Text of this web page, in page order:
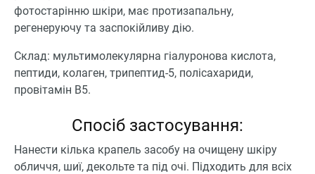
фотостарінню шкіри, має протизапальну,
регенеруючу та заспокійливу дію.
Склад: мультимолекулярна гіалуронова кислота,
пептиди, колаген, трипептид-5, полісахариди,
провітамін B5.
Спосіб застосування:
Нанести кілька крапель засобу на очищену шкіру
обличчя, шиї, декольте та під очі. Підходить для всіх